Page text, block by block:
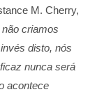
M. Cherry,
criamos
disto, nós
nunca será
acontece